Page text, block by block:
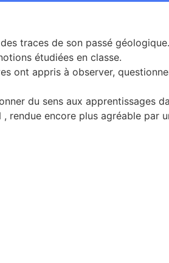
traces de son passé
étudiées en classe.
ont appris à observer,
du sens aux apprentissages
encore plus agréable par